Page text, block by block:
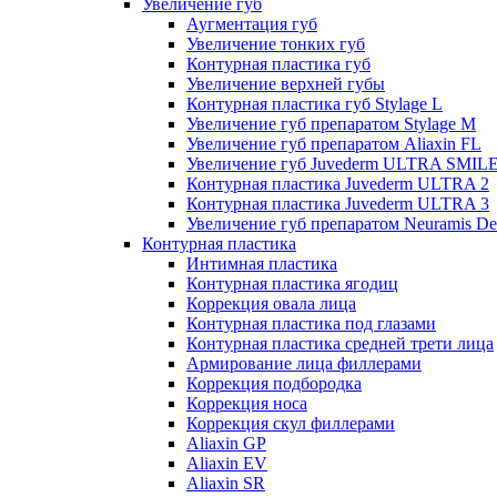
Увеличение губ
Аугментация губ
Увеличение тонких губ
Контурная пластика губ
Увеличение верхней губы
Контурная пластика губ Stylage L
Увеличение губ препаратом Stylage M
Увеличение губ препаратом Aliaxin FL
Увеличение губ Juvederm ULTRA
Контурная пластика Juvederm ULTRA 2
Контурная пластика Juvederm ULTRA 3
Увеличение губ препаратом Neuramis
Контурная пластика
Интимная пластика
Контурная пластика ягодиц
Коррекция овала лица
Контурная пластика под глазами
Контурная пластика средней трети лица
Армирование лица филлерами
Коррекция подбородка
Коррекция носа
Коррекция скул филлерами
Aliaxin GP
Aliaxin EV
Aliaxin SR